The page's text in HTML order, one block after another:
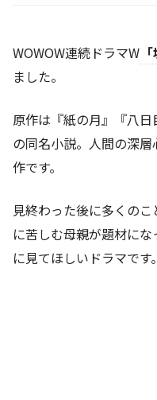
WOWOW連続ドラマW
ました。
原作は『紙の月』『八
の同名小説。人間の深
作です。
見終わった後に多くの
に苦しむ母親が題材に
に見てほしいドラマです。